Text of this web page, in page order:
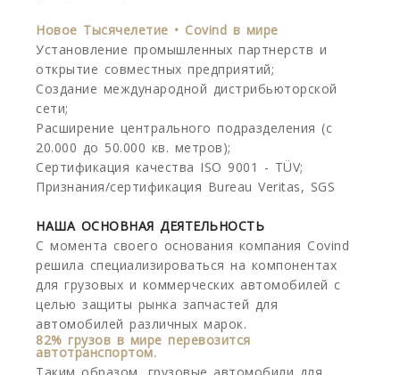
Новое Тысячелетие • Covind в мире
Установление промышленных партнерств и
открытие совместных предприятий;
Создание международной дистрибьюторской
сети;
Расширение центрального подразделения (с
20.000 до 50.000 кв. метров);
Сертификация качества ISO 9001 - TÜV;
Признания/сертификация Bureau Veritas, SGS
НАША ОСНОВНАЯ ДЕЯТЕЛЬНОСТЬ
С момента своего основания компания Covind
решила специализироваться на компонентах
для грузовых и коммерческих автомобилей с
целью защиты рынка запчастей для
автомобилей различных марок.
82% грузов в мире перевозится
автотранспортом.